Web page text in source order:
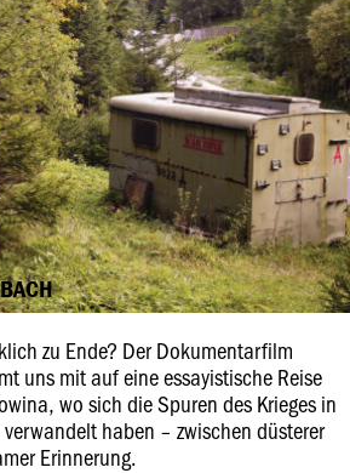
zu Ende? Der Dokumentarfilm
uns mit auf eine essayistische Reise
wo sich die Spuren des Krieges in
haben – zwischen düsterer
Erinnerung.